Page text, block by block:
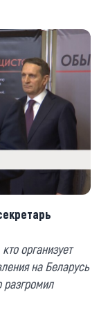
организует
на Беларусь
разгромил